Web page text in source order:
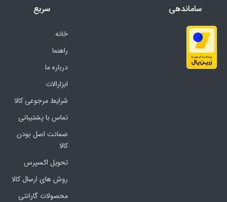
ساماندهی
سریع
خانه
راهنما
درباره ما
ابزارالات
شرایط مرجوعی کالا
تماس با پشتیبانی
ضمانت اصل بودن
کالا
تحویل اکسپرس
روش های ارسال کالا
محصولات گارانتی